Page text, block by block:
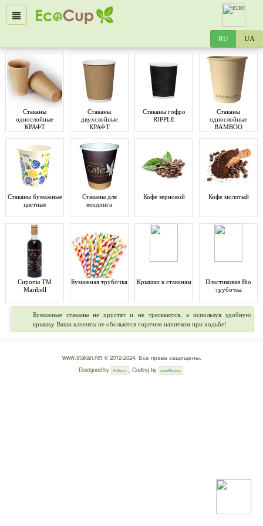
Стаканы
однослойные
КРАФТ
Стаканы
двухслойные
КРАФТ
Стаканы гофро
RIPPLE
Стаканы
однослойные
BAMBOO
Стаканы бумажные
цветные
Стаканы для
вендинга
Кофе зерновой Кофе молотый
Сиропы ТМ
Maribell
Бумажная трубочка Крышки к стаканам
Пластиковая Bio
трубочка
Бумажные стаканы не хрустят и не трескаются, а используя удобную
крышку Ваши клиенты не обольются горячим напитком при ходьбе!
www.stakan.net © 2012-2024. Все права защищены.
Designed by
StAlexx , Coding by admDmitry